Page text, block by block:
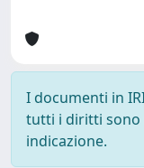
I documenti in
tutti i diritti sono
indicazione.